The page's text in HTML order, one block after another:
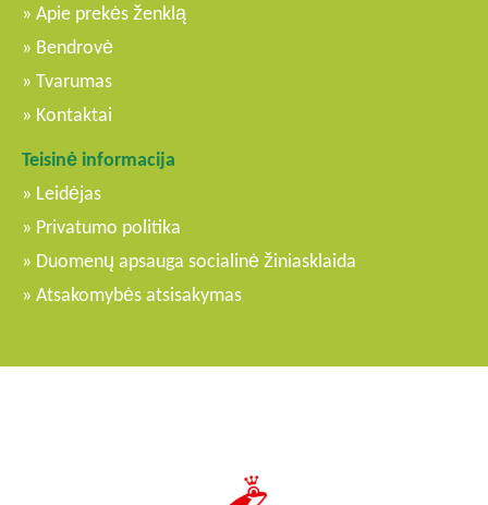
Apie prekės ženklą
Bendrovė
Tvarumas
Kontaktai
Teisinė informacija
Leidėjas
Privatumo politika
Duomenų apsauga socialinė žiniasklaida
Atsakomybės atsisakymas